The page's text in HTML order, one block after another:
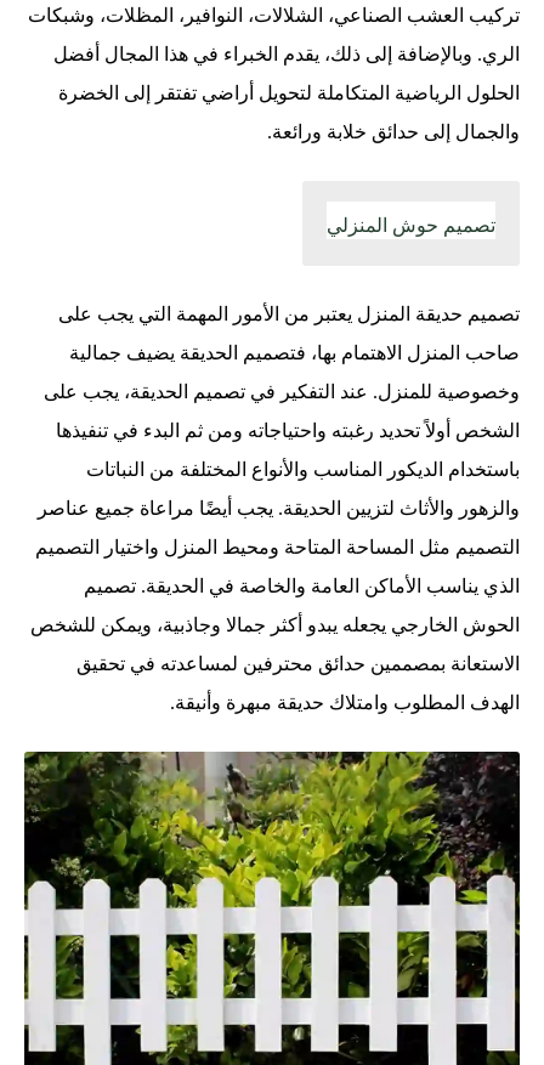
تركيب العشب الصناعي، الشلالات، النوافير، المظلات، وشبكات
الري. وبالإضافة إلى ذلك، يقدم الخبراء في هذا المجال أفضل
الحلول الرياضية المتكاملة لتحويل أراضي تفتقر إلى الخضرة
والجمال إلى حدائق خلابة ورائعة.
تصميم حوش المنزلي
تصميم حديقة المنزل يعتبر من الأمور المهمة التي يجب على
صاحب المنزل الاهتمام بها، فتصميم الحديقة يضيف جمالية
وخصوصية للمنزل. عند التفكير في تصميم الحديقة، يجب على
الشخص أولاً تحديد رغبته واحتياجاته ومن ثم البدء في تنفيذها
باستخدام الديكور المناسب والأنواع المختلفة من النباتات
والزهور والأثاث لتزيين الحديقة. يجب أيضًا مراعاة جميع عناصر
التصميم مثل المساحة المتاحة ومحيط المنزل واختيار التصميم
الذي يناسب الأماكن العامة والخاصة في الحديقة. تصميم
الحوش الخارجي يجعله يبدو أكثر جمالا وجاذبية، ويمكن للشخص
الاستعانة بمصممين حدائق محترفين لمساعدته في تحقيق
الهدف المطلوب وامتلاك حديقة مبهرة وأنيقة.